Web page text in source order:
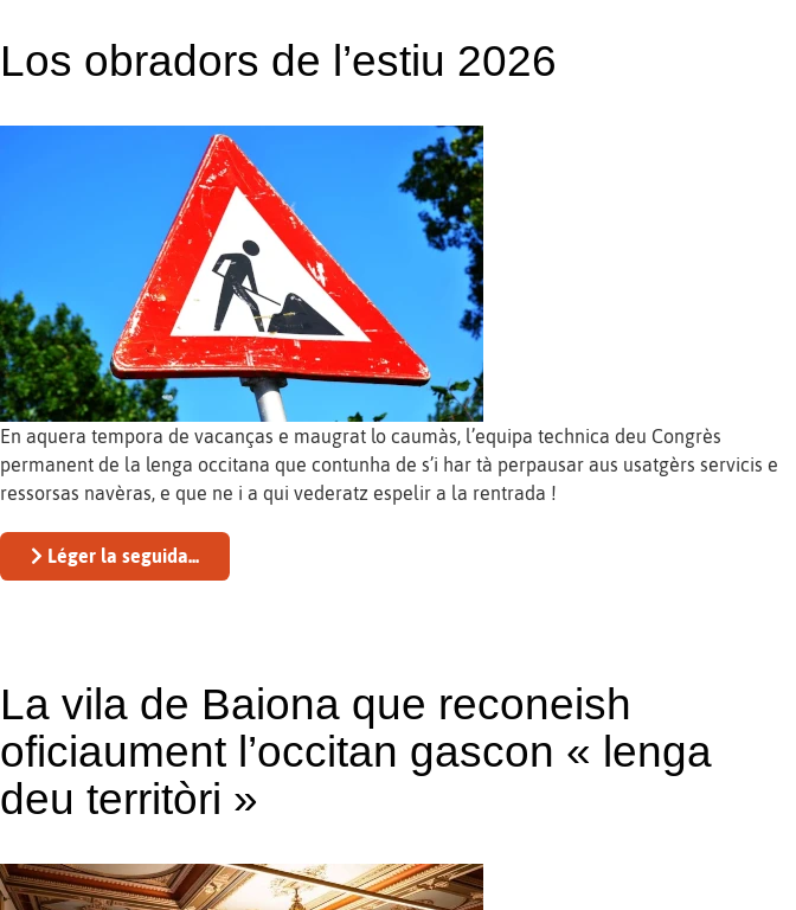
Los obradors de l’estiu 2026
En aquera tempora de vacanças e maugrat lo caumàs, l’equipa technica deu Congrès
permanent de la lenga occitana que contunha de s’i har tà perpausar aus usatgèrs servicis e
ressorsas navèras, e que ne i a qui vederatz espelir a la rentrada !
Léger la seguida...
La vila de Baiona que reconeish
oficiaument l’occitan gascon « lenga
deu territòri »